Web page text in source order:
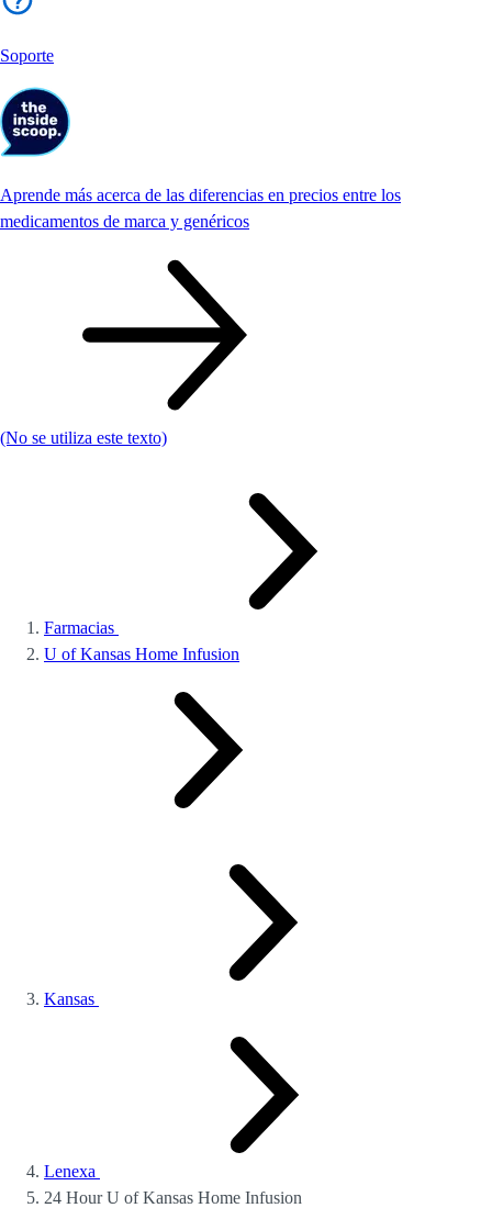
Soporte
Aprende más acerca de las diferencias en precios entre los
medicamentos de marca y genéricos
(No se utiliza este texto)
Farmacias
U of Kansas Home Infusion
Kansas
Lenexa
24 Hour U of Kansas Home Infusion